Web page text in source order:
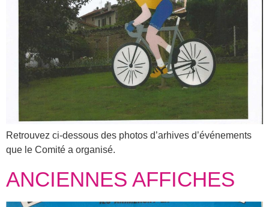
Retrouvez ci-dessous des photos d’arhives d’événements
que le Comité a organisé.
ANCIENNES AFFICHES